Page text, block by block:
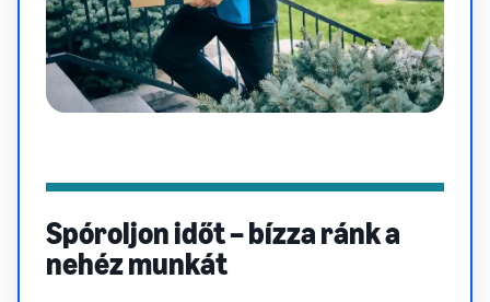
Spóroljon időt – bízza ránk a
nehéz munkát